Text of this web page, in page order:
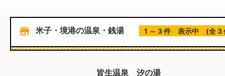
store 米子・境港の温泉・銭湯 1 ～ 3 件 表示中 (全 3
皆生温泉 汐の湯